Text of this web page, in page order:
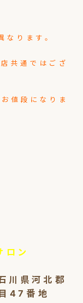
なります。
共通ではござ
値段になりま
ン
県河北郡
47番地